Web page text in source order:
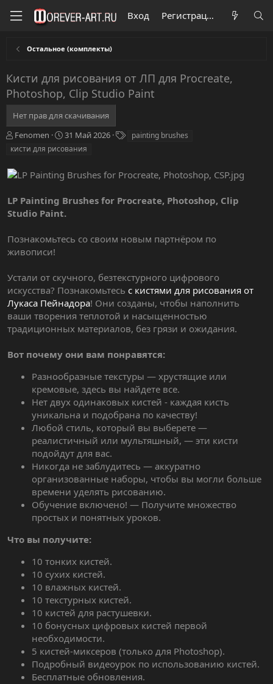
Вход Регистрация
Остальное (комплекты)
Кисти для рисования от ЛП для Procreate,
Photoshop, Clip Studio Paint
Нет прав для скачивания
А
в
о
р
Fenomen
Д
а
з
и
31 Май 2026
painting brushes
кисти для рисования
LP Painting Brushes for Procreate, Photoshop, Clip
Studio Paint.
Познакомьтесь со своим новым партнёром по
живописи!
Устали от скучного, безтекстурного цифрового
искусства? Познакомьтесь с кистями для рисования от
Лукаса Пейнадора! Они созданы, чтобы наполнить
ваши творения теплотой и насыщенностью
традиционных материалов, без грязи и ожидания.
Вот почему они вам понравятся:
Разнообразные текстуры — хрустящие или
кремовые, здесь вы найдете все.
Нет двух одинаковых кистей - каждая кисть
уникальна и подобрана по качеству!
Любой стиль, который вы выберете —
реалистичный или мультяшный, — эти кисти
подойдут для вас.
Никогда не заблудитесь — аккуратно
организованные наборы, чтобы вы могли больше
времени уделять рисованию.
Обучение включено! — Получите множество
простых и понятных уроков.
Что вы получите:
10 тонких кистей.
10 сухих кистей.
10 влажных кистей.
10 текстурных кистей.
10 кистей для растушевки.
10 бонусных цифровых кистей первой
необходимости.
5 кистей-миксеров (только для Photoshop).
Подробный видеоурок по использованию кистей.
Бесплатные обновления.